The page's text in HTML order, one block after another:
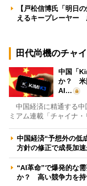
【戸松信博氏「明日
えるキープレーヤー
田代尚機のチャ
中国「
か？ 米
AI…
中国経済に精通する中
ミアム連載「チャイナ
中国経済“予想外の
方針の修正で成長加
“AI革命”で爆発的な
か？ 高い競争力を